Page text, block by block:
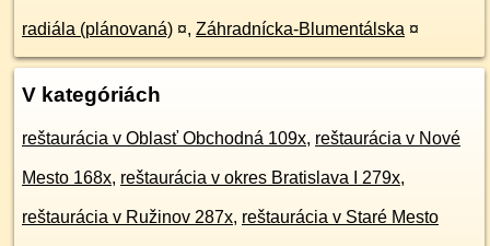
radiála (plánovaná) ¤, Záhradnícka-Blumentálska ¤
V kategóriách
reštaurácia v Oblasť Obchodná 109x, reštaurácia v Nové
Mesto 168x, reštaurácia v okres Bratislava I 279x,
reštaurácia v Ružinov 287x, reštaurácia v Staré Mesto